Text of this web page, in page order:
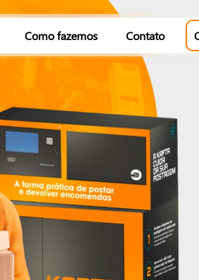
Como fazemos Contato